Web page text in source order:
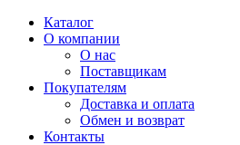
Каталог
О компании
О нас
Поставщикам
Покупателям
Доставка и оплата
Обмен и возврат
Контакты